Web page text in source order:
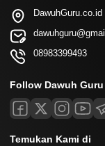
08983399493
Follow Dawuh Guru
Temukan Kami di